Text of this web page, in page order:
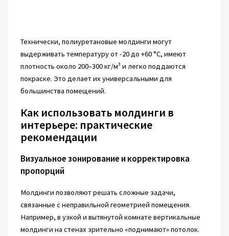
Технически, полиуретановые молдинги могут
выдерживать температуру от -20 до +60 °C, имеют
плотность около 200–300 кг/м³ и легко поддаются
покраске. Это делает их универсальными для
большинства помещений.
Как использовать молдинги в
интерьере: практические
рекомендации
Визуальное зонирование и корректировка
пропорций
Молдинги позволяют решать сложные задачи,
связанные с неправильной геометрией помещения.
Например, в узкой и вытянутой комнате вертикальные
молдинги на стенах зрительно «поднимают» потолок.